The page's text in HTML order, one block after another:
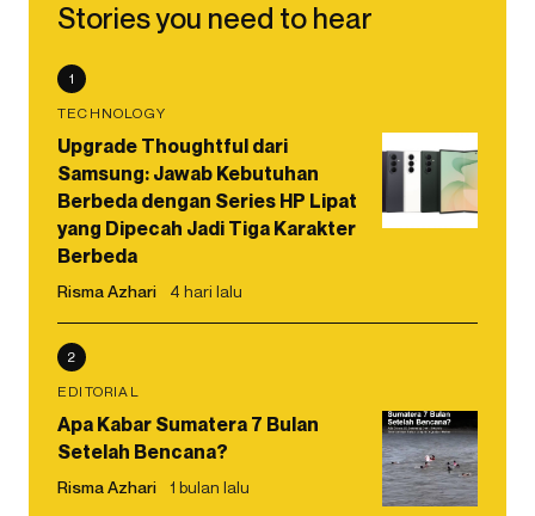
Stories you need to hear
1
TECHNOLOGY
Upgrade Thoughtful dari
Samsung: Jawab Kebutuhan
Berbeda dengan Series HP Lipat
yang Dipecah Jadi Tiga Karakter
Berbeda
Risma Azhari 4 hari lalu
2
EDITORIAL
Apa Kabar Sumatera 7 Bulan
Setelah Bencana?
Risma Azhari 1 bulan lalu